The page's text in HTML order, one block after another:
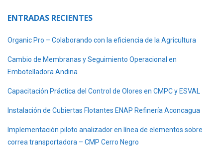
ENTRADAS RECIENTES
Organic Pro – Colaborando con la eficiencia de la Agricultura
Cambio de Membranas y Seguimiento Operacional en
Embotelladora Andina
Capacitación Práctica del Control de Olores en CMPC y ESVAL
Instalación de Cubiertas Flotantes ENAP Refinería Aconcagua
Implementación piloto analizador en línea de elementos sobre
correa transportadora – CMP Cerro Negro